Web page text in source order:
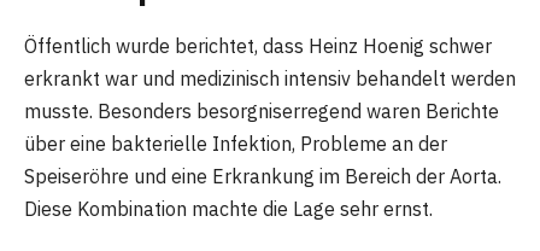
Öffentlich wurde berichtet, dass Heinz Hoenig schwer
erkrankt war und medizinisch intensiv behandelt werden
musste. Besonders besorgniserregend waren Berichte
über eine bakterielle Infektion, Probleme an der
Speiseröhre und eine Erkrankung im Bereich der Aorta.
Diese Kombination machte die Lage sehr ernst.